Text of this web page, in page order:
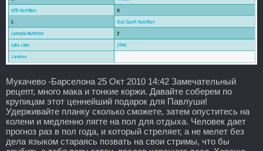
Мукачево -Барселона 25 Окт 2010 14:42 Замечательный
рецепт, много мака и тонкие коржи. Давайте соберем по
крупицам этот ценнейший подарок для Павлуши!
Удерживайте планку сколько сможете, затем опуститесь на
колени и медленно лягте на пол для отдыха. Человек дает
прогноз раз в пол года, и который стреляет, а не мелет без
дела языком стараясь позвать на свои стримы, что бы